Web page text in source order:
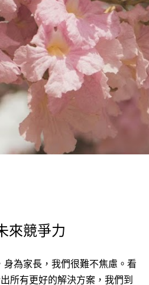
來競爭力
為家長，我們很難不焦慮。看
所有更好的解決方案，我們到